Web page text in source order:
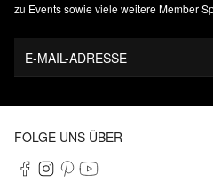
zu Events sowie viele weitere Member
E-MAIL-ADRESSE
FOLGE UNS ÜBER